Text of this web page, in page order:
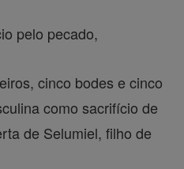
pelo pecado,
cinco bodes e cinco
como sacrifício de
de Selumiel, filho de